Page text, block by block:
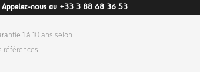
Appelez-nous au +33 3 88 68 36 53
1 à 10 ans selon
références